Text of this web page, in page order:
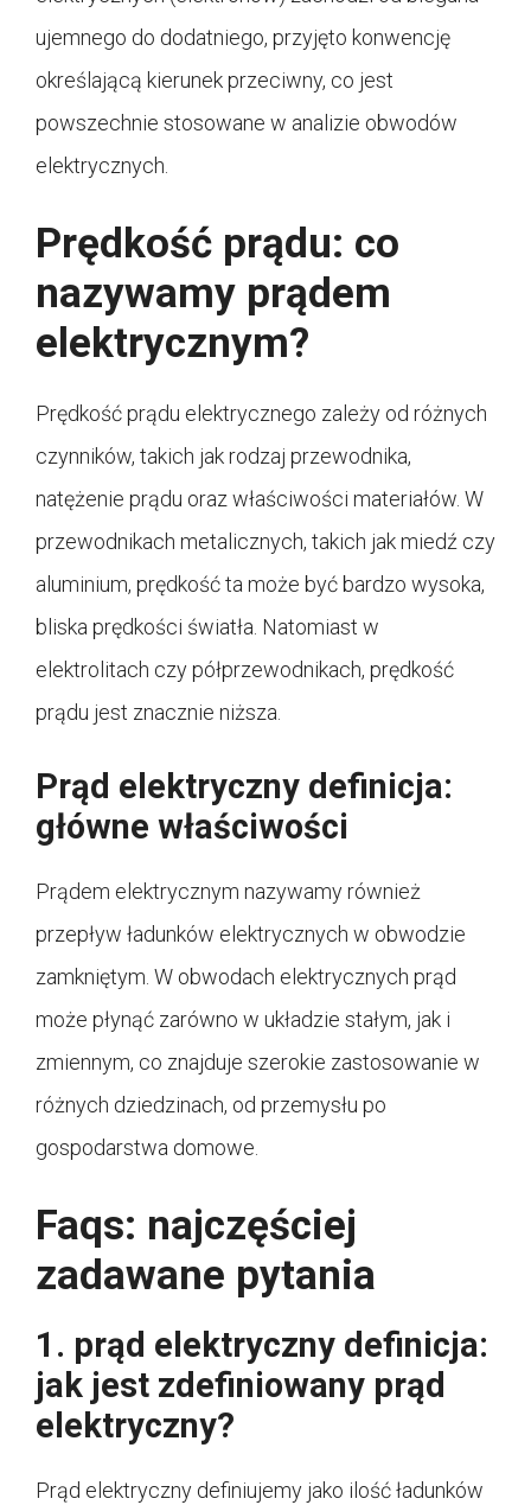
ujemnego do dodatniego, przyjęto konwencję
określającą kierunek przeciwny, co jest
powszechnie stosowane w analizie obwodów
elektrycznych.
Prędkość prądu: co
nazywamy prądem
elektrycznym?
Prędkość prądu elektrycznego zależy od różnych
czynników, takich jak rodzaj przewodnika,
natężenie prądu oraz właściwości materiałów. W
przewodnikach metalicznych, takich jak miedź czy
aluminium, prędkość ta może być bardzo wysoka,
bliska prędkości światła. Natomiast w
elektrolitach czy półprzewodnikach, prędkość
prądu jest znacznie niższa.
Prąd elektryczny definicja:
główne właściwości
Prądem elektrycznym nazywamy również
przepływ ładunków elektrycznych w obwodzie
zamkniętym. W obwodach elektrycznych prąd
może płynąć zarówno w układzie stałym, jak i
zmiennym, co znajduje szerokie zastosowanie w
różnych dziedzinach, od przemysłu po
gospodarstwa domowe.
Faqs: najczęściej
zadawane pytania
1. prąd elektryczny definicja:
jak jest zdefiniowany prąd
elektryczny?
Prąd elektryczny definiujemy jako ilość ładunków